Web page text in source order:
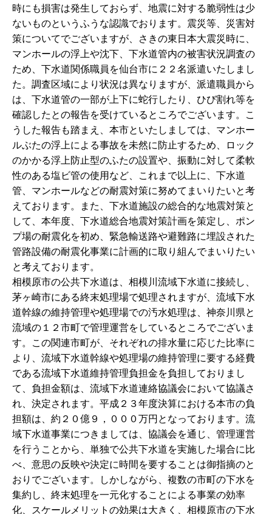
時にも損害は発生しておらず、地震に対する脆弱性は少
ないものというふうな認識でおります。震災等、災害対
策についてでございますが、さきの東日本大震災時に、
マンホールの浮上や沈下、下水道管内の被害状況調査の
ため、下水道関係職員を仙台市に２２名派遣いたしまし
た。調査区域により状況は異なりますが、派遣職員から
は、下水道管の一部が上下に蛇行したり、ひび割れ等を
確認したとの報告を受けているところでございます。こ
うした報告も踏まえ、本市といたしましては、マンホー
ルぶたの浮上による事故を未然に防止するため、ロック
のかかる浮上防止型のふたの設置や、振動に対して柔軟
性のある塩ビ管の使用など、これまで以上に、下水道
管、マンホールなどの耐震対策に努めてまいりたいと考
えております。また、下水道施設の総合的な地震対策と
して、本年度、下水道総合地震対策計画を策定し、ポン
プ場の耐震化を初め、緊急輸送路や避難路に埋設された
管路設備の耐震化事業に計画的に取り組んでまいりたい
と考えております。
相模原市の公共下水道は、相模川流域下水道に接続し、
茅ヶ崎市にある終末処理場で処理されますが、流域下水
道幹線の維持管理や処理場での汚水処理は、神奈川県と
流域の１２市町で管理運営をしているところでございま
す。この関連市町が、それぞれの排水量に応じた比率に
より、流域下水道幹線や処理場の維持管理に要する経費
である流域下水道維持管理負担金を負担しておりまし
て、負担金額は、流域下水道連絡協議会において協議さ
れ、決定されます。平成２３年度決算における本市の負
担額は、約２０億９，０００万円となっております。流
域下水道事業につきましては、協議会を通じ、管理運営
を行うことから、単独で公共下水道を実施した場合に比
べ、意思の反映や決定に時間を要することは御指摘のと
おりでございます。しかしながら、複数の市町の下水を
集約し、終末処理を一元化することによる事業の効率
化、スケールメリットの効果は大きく、相模原市の下水